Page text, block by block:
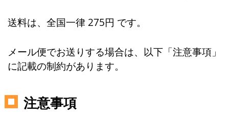
送料は、全国一律 275円 です。
メール便でお送りする場合は、以下「注意事項」
に記載の制約があります。
注意事項